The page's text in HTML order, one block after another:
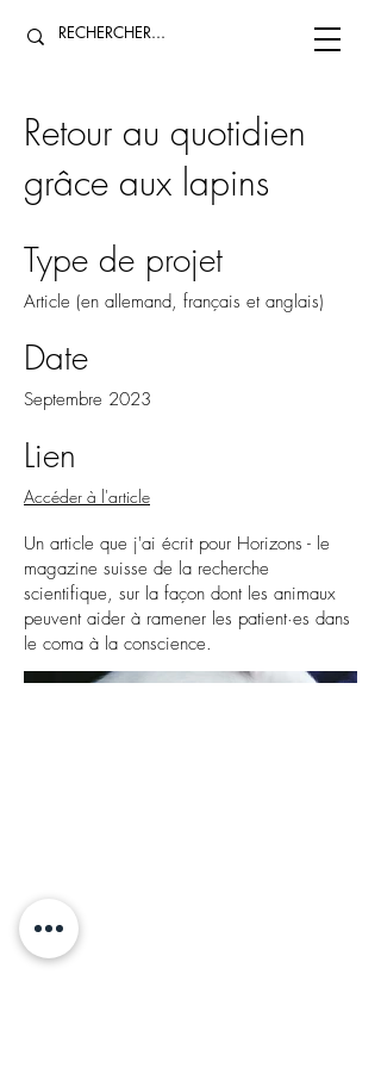
Retour au quotidien
grâce aux lapins
Type de projet
Article (en allemand, français et anglais)
Date
Septembre 2023
Lien
Accéder à l'article
Un article que j'ai écrit pour Horizons - le
magazine suisse de la recherche
scientifique, sur la façon dont les animaux
peuvent aider à ramener les patient·es dans
le coma à la conscience.